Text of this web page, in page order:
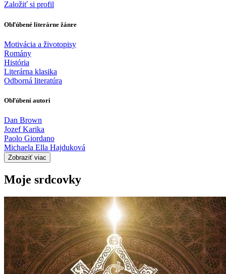
Založiť si profil
Obľúbené literárne žánre
Motivácia a životopisy
Romány
História
Literárna klasika
Odborná literatúra
Obľúbení autori
Dan Brown
Jozef Karika
Paolo Giordano
Michaela Ella Hajduková
Zobraziť viac
Moje srdcovky